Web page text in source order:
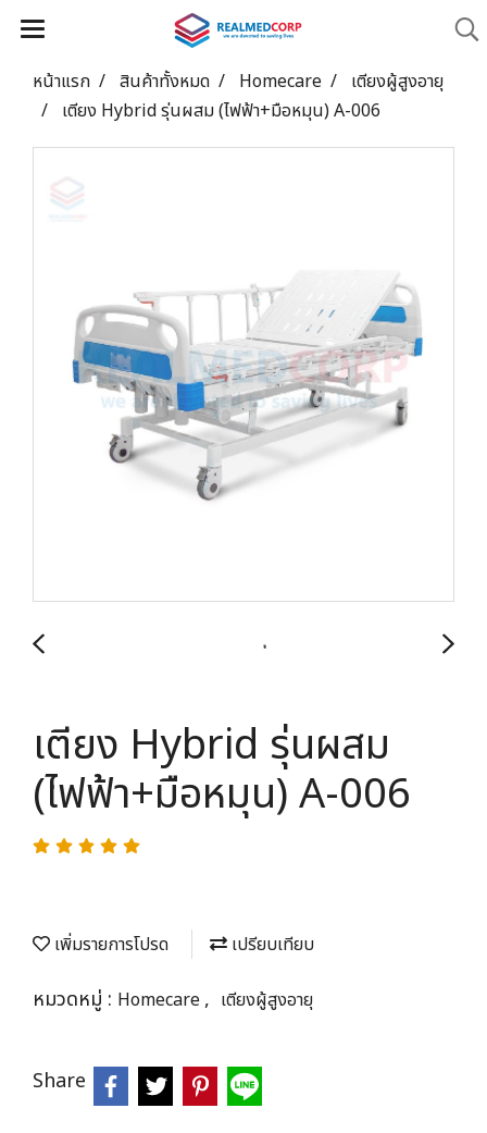
หน้าแรก สินค้าทั้งหมด Homecare
เตียงผู้สูงอายุ
เตียง Hybrid รุ่นผสม (ไฟฟ้า+มือหมุน) A-006
เตียง Hybrid รุ่นผสม
(ไฟฟ้า+มือหมุน) A-006
เพิ่มรายการโปรด เปรียบเทียบ
หมวดหมู่ : Homecare, เตียงผู้สูงอายุ
Share